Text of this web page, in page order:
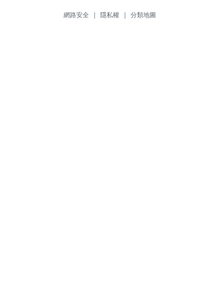
網路安全 | 隱私權 | 分類地圖